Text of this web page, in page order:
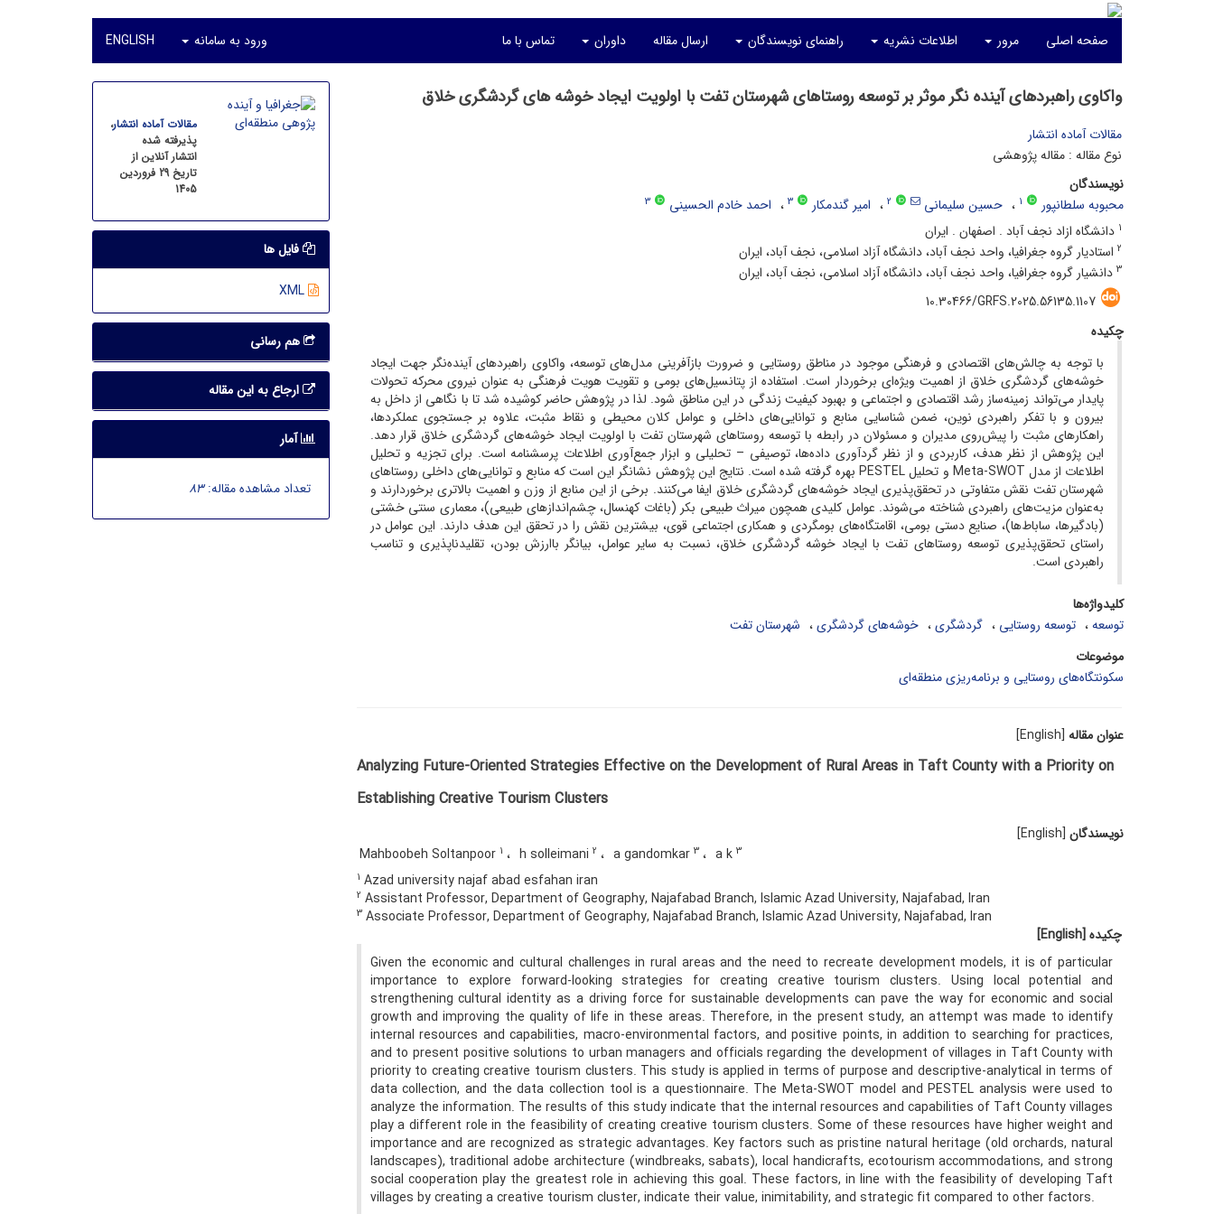
صفحه اصلی مرور اطلاعات نشریه راهنمای نویسندگان ارسال مقاله داوران تماس با ما ورود به سامانه ENGLISH
واکاوی راهبردهای آینده نگر موثر بر توسعه روستاهای شهرستان تفت با اولویت ایجاد خوشه های گردشگری خلاق
مقالات آماده انتشار
نوع مقاله : مقاله پژوهشی
نویسندگان
محبوبه سلطانپور
1 حسین سلیمانی 2 امیر گندمکار 3 احمد خادم الحسینی
3
1 دانشگاه ازاد نجف آباد . اصفهان . ایران
2 استادیار گروه جغرافیا، واحد نجف آباد، دانشگاه آزاد اسلامی، نجف آباد، ایران
3 دانشیار گروه جغرافیا، واحد نجف آباد، دانشگاه آزاد اسلامی، نجف آباد، ایران
10.30466/GRFS.2025.56135.1107
چکیده
با توجه به چالش‌های اقتصادی و فرهنگی موجود در مناطق روستایی و ضرورت بازآفرینی مدل‌های توسعه، واکاوی راهبردهای آینده‌نگر جهت ایجاد
خوشه‌های گردشگری خلاق از اهمیت ویژه‌ای برخوردار است. استفاده از پتانسیل‌های بومی و تقویت هویت فرهنگی به عنوان نیروی محرکه تحولات
پایدار می‌تواند زمینه‌ساز رشد اقتصادی و اجتماعی و بهبود کیفیت زندگی در این مناطق شود. لذا در پژوهش حاضر کوشیده شد تا با نگاهی از داخل به
بیرون و با تفکر راهبردی نوین، ضمن شناسایی منابع و توانایی‌‌های داخلی و عوامل کلان محیطی و نقاط مثبت، علاوه بر جستجوی عملکردها،
راهکارهای مثبت را پیش‌‌روی مدیران و مسئولان در رابطه با توسعه روستاهای شهرستان تفت با اولویت ایجاد خوشه‌های گردشگری خلاق قرار دهد.
این پژوهش از نظر هدف، کاربردی و از نظر گردآوری داده‌ها، توصیفی – تحلیلی و ابزار جمع‌‌آوری اطلاعات پرسشنامه است. برای تجزیه و تحلیل
اطلاعات از مدل Meta-SWOT و تحلیل PESTEL بهره گرفته شده است. نتایج‌‌ این پژوهش نشانگر این است که منابع و توانایی‌های داخلی روستاهای
شهرستان تفت نقش متفاوتی در تحقق‌پذیری ایجاد خوشه‌های گردشگری خلاق ایفا می‌کنند. برخی از این منابع از وزن و اهمیت بالاتری برخوردارند و
به‌عنوان مزیت‌های راهبردی شناخته می‌شوند. عوامل کلیدی همچون میراث طبیعی بکر (باغات کهنسال، چشم‌اندازهای طبیعی)، معماری سنتی خشتی
(بادگیرها، ساباط‌ها)، صنایع دستی بومی، اقامتگاه‌های بومگردی و همکاری اجتماعی قوی، بیشترین نقش را در تحقق این هدف دارند. این عوامل در
راستای تحقق‌‌پذیری توسعه روستاهای تفت با ایجاد خوشه گردشگری خلاق، نسبت به سایر عوامل، بیانگر باارزش بودن، تقلیدناپذیری و تناسب
راهبردی است.
کلیدواژه‌ها
توسعه
توسعه روستایی گردشگری خوشه‌های گردشگری
شهرستان تفت
موضوعات
سکونتگاه‌های روستایی و برنامه‌ریزی منطقه‌ای
عنوان مقاله [English]
Analyzing Future-Oriented Strategies Effective on the Development of Rural Areas in Taft County with a Priority on
Establishing Creative Tourism Clusters
نویسندگان [English]
Mahboobeh Soltanpoor 1 h solleimani 2 a gandomkar 3 a k 3
1 Azad university najaf abad esfahan iran
2 Assistant Professor, Department of Geography, Najafabad Branch, Islamic Azad University, Najafabad, Iran
3Associate Professor, Department of Geography, Najafabad Branch, Islamic Azad University, Najafabad, Iran
چکیده [English]
Given the economic and cultural challenges in rural areas and the need to recreate development models, it is of particular
importance to explore forward-looking strategies for creating creative tourism clusters. Using local potential and
strengthening cultural identity as a driving force for sustainable developments can pave the way for economic and social
growth and improving the quality of life in these areas. Therefore, in the present study, an attempt was made to identify
internal resources and capabilities, macro-environmental factors, and positive points, in addition to searching for practices,
and to present positive solutions to urban managers and officials regarding the development of villages in Taft County with
priority to creating creative tourism clusters. This study is applied in terms of purpose and descriptive-analytical in terms of
data collection, and the data collection tool is a questionnaire. The Meta-SWOT model and PESTEL analysis were used to
analyze the information. The results of this study indicate that the internal resources and capabilities of Taft County villages
play a different role in the feasibility of creating creative tourism clusters. Some of these resources have higher weight and
importance and are recognized as strategic advantages. Key factors such as pristine natural heritage (old orchards, natural
landscapes), traditional adobe architecture (windbreaks, sabats), local handicrafts, ecotourism accommodations, and strong
social cooperation play the greatest role in achieving this goal. These factors, in line with the feasibility of developing Taft
villages by creating a creative tourism cluster, indicate their value, inimitability, and strategic fit compared to other factors.
مقالات آماده انتشار،
پذیرفته شده
انتشار آنلاین از
تاریخ 29 فروردین
1405
فایل ها
XML
هم رسانی
ارجاع به این مقاله
آمار
تعداد مشاهده مقاله:83